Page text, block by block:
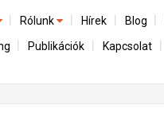
és a magyar társadalom
Rólunk
A kutatócsoport működéséről
Hírek Blog
Publikációk Kapcsolat